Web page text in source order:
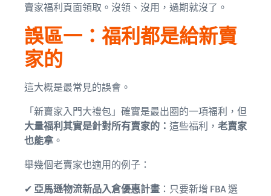
賣家福利頁面領取。沒領、沒用，過期就沒了。
誤區一：福利都是給新賣
家的
這大概是最常見的誤會。
「新賣家入門大禮包」確實是最出圈的一項福利，但
大量福利其實是針對所有賣家的： 這些福利， 老賣家
也能拿 。
舉幾個老賣家也適用的例子：
✔ 亞馬遜物流新品入倉優惠計畫 ：只要新增 FBA 選